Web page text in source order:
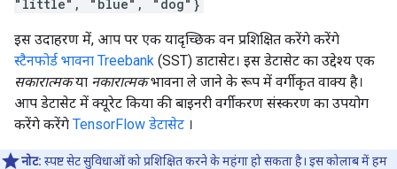
"little", "blue", "dog"}
इस उदाहरण में, आप पर एक यादृच्छिक वन प्रशिक्षित करेंगे करेंगे
स्टैनफोर्ड भावना Treebank (SST) डाटासेट। इस डेटासेट का उद्देश्य एक
सकारात्मकया नकारात्मकभावना ले जाने के रूप में वर्गीकृत वाक्य है।
आप डेटासेट में क्यूरेट किया की बाइनरी वर्गीकरण संस्करण का उपयोग
करेंगे करेंगे TensorFlow डेटासेट ।
नोट: स्पष्ट सेट सुविधाओं को प्रशिक्षित करने के महंगा हो सकता है। इस कोलाब में हम